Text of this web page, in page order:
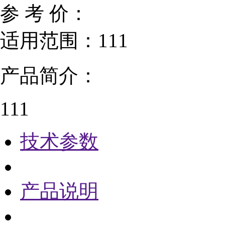
参 考 价：
适用范围： 111
产品简介：
111
技术参数
产品说明